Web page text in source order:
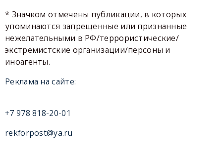
* Значком отмечены публикации, в которых
упоминаются запрещенные или признанные
нежелательными в РФ/террористические/
экстремистские организации/персоны и
иноагенты.
Реклама на сайте:
+7 978 818-20-01
rekforpost@ya.ru